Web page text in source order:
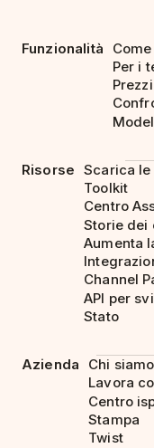
Funzionalità
Per i
Prezzi
Risorse Scarica le
Toolkit
Centro
Storie dei
Aumenta
Channel
API per
Stato
Azienda
Chi siamo
Lavora
Centro
Stampa
Twist